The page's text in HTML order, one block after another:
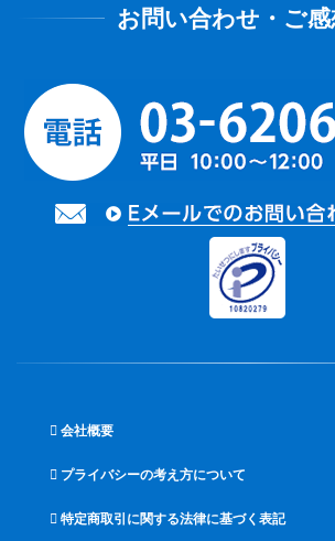
会社概要
プライバシーの考え方について
特定商取引に関する法律に基づく表記